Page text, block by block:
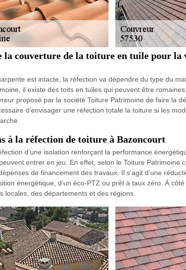
la couverture de la toiture en tuile pour la
est intacte, la réfection va dépendre du type du
il existe des toits en tuiles qui peuvent être
proposé par la société Toiture Patrimoine de faire la
d’envisager une réfection totale la toiture si les
à la réfection de toiture à Bazoncourt
d’une isolation renforçant la performance
entrer en jeu. En effet, selon le Toiture Patrimoine
de financement des travaux. Il s’agit d’une
énergétique, d’un éco-PTZ ou prêt à taux zéro. À
locales, des départements et des régions.